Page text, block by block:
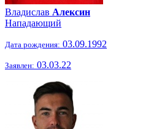
Владислав Алексин
Нападающий
Дата рождения: 03.09.1992
Заявлен: 03.03.22